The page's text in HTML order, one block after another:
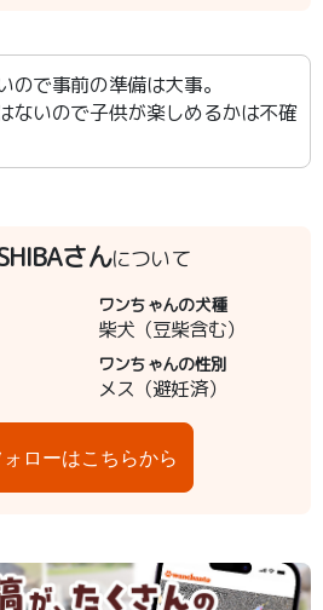
で事前の準備は大事。
ないので子供が楽しめるかは不確
さんについて
ワンちゃんの犬種
柴犬（豆柴含む）
ワンちゃんの性別
メス（避妊済）
ローはこちらから